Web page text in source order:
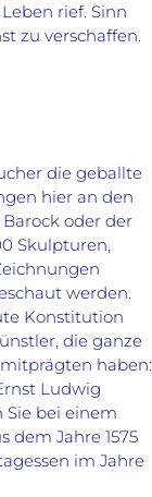
rief. Sinn
zu verschaffen.
die geballte
hier an den
oder der
Skulpturen,
werden.
Konstitution
die ganze
haben:
Ludwig
Sie bei einem
dem Jahre 1575
im Jahre